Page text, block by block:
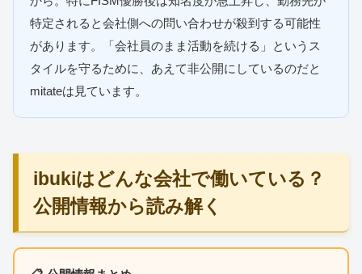
特定されると会社側への問い合わせが殺到する可能性
があります。「会社員のまま活動を続ける」というス
タイルを守るために、あえて非公開にしているのだと
mitateは見ています。
ibukiはどんな会社で働いている？
公開情報から読み解く